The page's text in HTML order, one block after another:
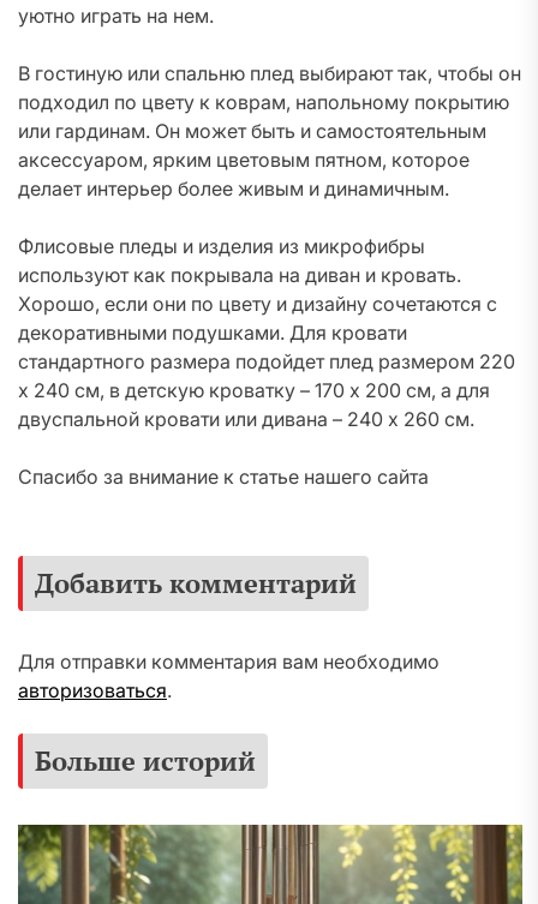
уютно играть на нем.
В гостиную или спальню плед выбирают так, чтобы он
подходил по цвету к коврам, напольному покрытию
или гардинам. Он может быть и самостоятельным
аксессуаром, ярким цветовым пятном, которое
делает интерьер более живым и динамичным.
Флисовые пледы и изделия из микрофибры
используют как покрывала на диван и кровать.
Хорошо, если они по цвету и дизайну сочетаются с
декоративными подушками. Для кровати
стандартного размера подойдет плед размером 220
х 240 см, в детскую кроватку – 170 х 200 см, а для
двуспальной кровати или дивана – 240 х 260 см.
Спасибо за внимание к статье нашего сайта
Добавить комментарий
Для отправки комментария вам необходимо
авторизоваться.
Больше историй